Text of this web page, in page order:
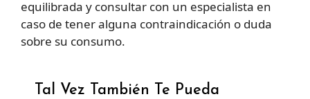
equilibrada y consultar con un especialista en
caso de tener alguna contraindicación o duda
sobre su consumo.
Tal Vez También Te Pueda